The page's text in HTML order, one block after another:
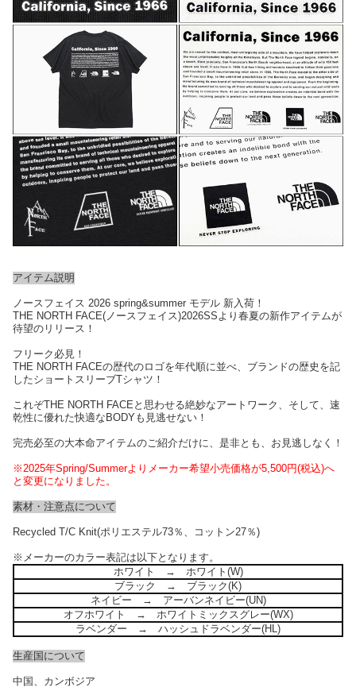
アイテム説明
ノースフェイス 2026 spring&summer モデル 新入荷！
THE NORTH FACE(ノースフェイス)2026SSより春夏の新作アイテムが
待望のリリース！
フリーク必見！
THE NORTH FACEの歴代のロゴを年代順に並べ、ブランドの歴史を記
したショートスリーブTシャツ！
これぞTHE NORTH FACEと思わせる絶妙なアートワーク、そして、速
乾性に優れた快適なBODYも見逃せない！
完売必至の大本命アイテムのご紹介だけに、是非とも、お見逃しなく！
※2025年Spring/Summerよりメーカー希望小売価格が5,500円(税込)へ
と変更になりました。
素材・注意点について
Recycled T/C Knit(ポリエステル73％、コットン27％)
※メーカーのカラー表記は以下となります。
ホワイト → ホワイト(W)
ブラック → ブラック(K)
ネイビー → アーバンネイビー(UN)
オフホワイト → ホワイトミックスグレー(WX)
ラベンダー → ハッシュドラベンダー(HL)
生産国について
中国、カンボジア